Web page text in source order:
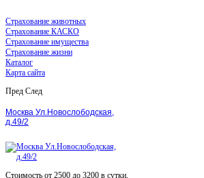
Страхование животных
Страхование КАСКО
Страхование имущества
Страхование жизни
Каталог
Карта сайта
Пред След
Москва Ул.Новослободская,
д.49/2
Стоимость от 2500 до 3200 в сутки,